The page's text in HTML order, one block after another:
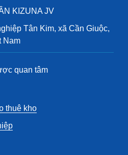
KIZUNA JV
Tân Kim, xã Cần Giuộc,
Nam
quan tâm
thuê kho